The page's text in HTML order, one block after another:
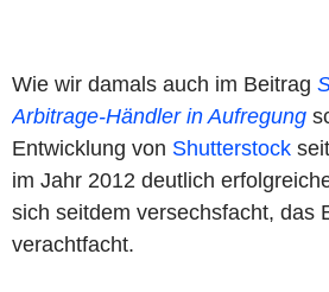
Wie wir damals auch im Beitrag
Arbitrage-Händler in Aufregung
Entwicklung von Shutterstock
im Jahr 2012 deutlich
sich seitdem versechsfacht, das
verachtfacht.